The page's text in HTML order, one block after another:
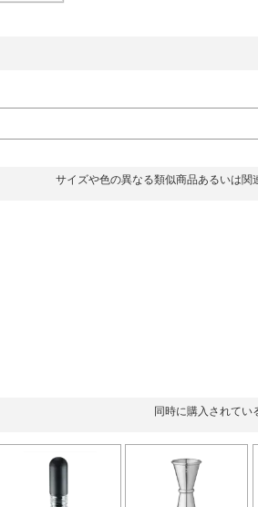
サイズや色の異なる類似商品あるいは関
同時に購入されてい